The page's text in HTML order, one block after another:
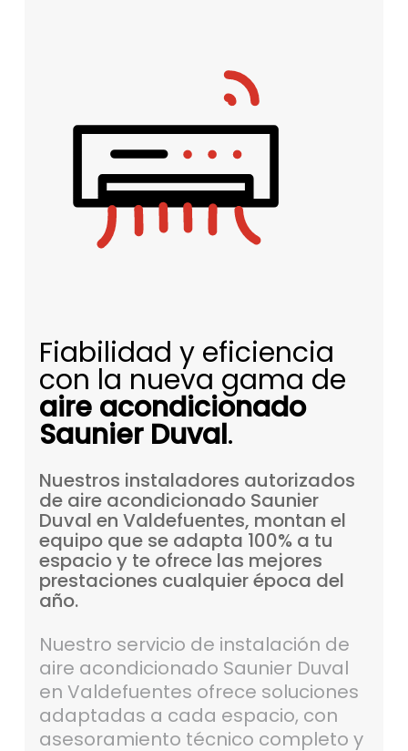
Fiabilidad y eficiencia
con la nueva gama de
aire acondicionado
Saunier Duval.
Nuestros instaladores autorizados
de aire acondicionado Saunier
Duval en Valdefuentes, montan el
equipo que se adapta 100% a tu
espacioy te ofrece las mejores
prestaciones cualquierépoca del
año.
Nuestro servicio de instalación de
aire acondicionado Saunier Duval
en Valdefuentes ofrece soluciones
adaptadas a cada espacio, con
asesoramiento técnico completo y